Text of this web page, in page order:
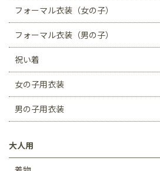
フォーマル衣装（女の子）
フォーマル衣装（男の子）
祝い着
女の子用衣装
男の子用衣装
大人用